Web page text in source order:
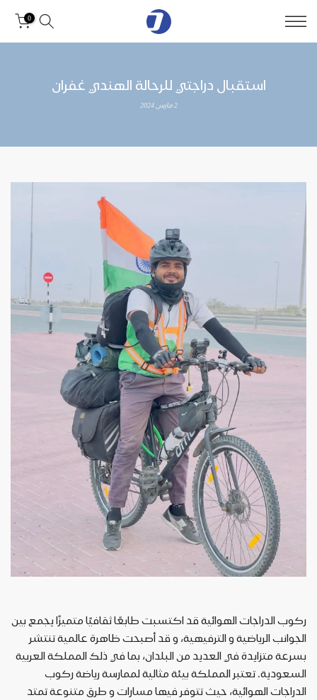
0
استقبال دراجتي للرحالة الهندي غفران
2 مارس 2024
ركوب الدراجات الهوائية قد اكتسبت طابعًاثقافيًا متميزًا يجمع بين
الجوانب الرياضية و الترفيهية، و قد أصبحت ظاهرة عالميةتنتشر
بسرعة متزايدة في العديد من البلدان، بما في ذلك المملكة العربية
السعودية. تعتبر المملكة بيئة مثالية لممارسة رياضة ركوب
الدراجات الهوائية، حيثتتوفر فيها مسارات و طرق متنوعةتمتد